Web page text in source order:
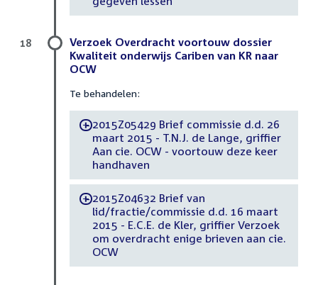
Verzoek Overdracht voortouw dossier
Kwaliteit onderwijs Cariben van KR naar
OCW
Te behandelen:
-2015Z05429 Brief commissie d.d. 26
maart 2015 - T.N.J. de Lange, griffier
Aan cie. OCW - voortouw deze keer
handhaven
-2015Z04632 Brief van
lid/fractie/commissie d.d. 16 maart
2015 - E.C.E. de Kler, griffier Verzoek
om overdracht enige brieven aan cie.
OCW
18